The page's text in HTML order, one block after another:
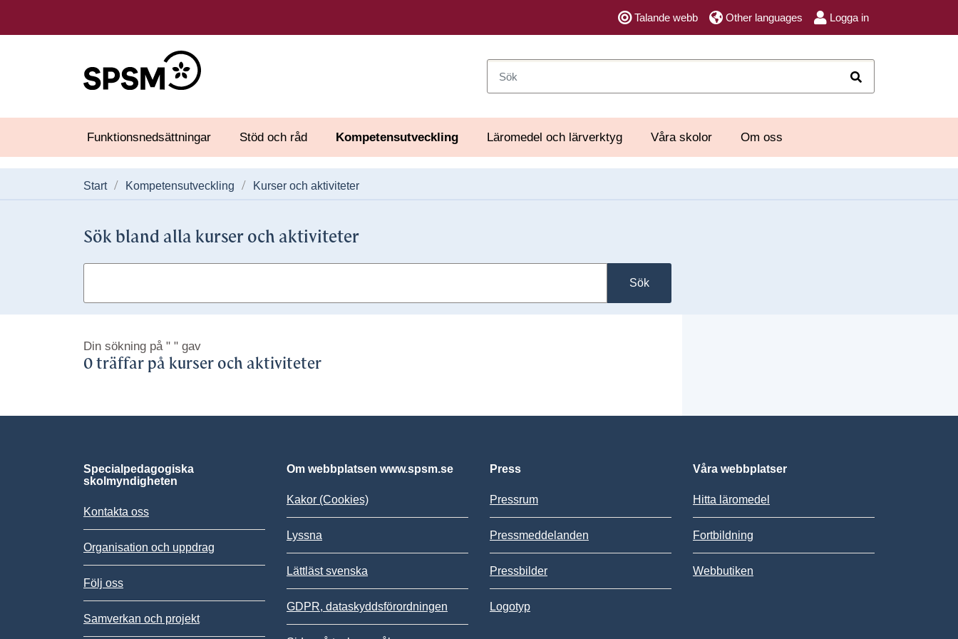
Talande webb Other languages Logga in
Funktionsnedsättningar Stöd och råd Kompetensutveckling Läromedel och lärverktyg Våra skolor Om oss
Start Kompetensutveckling Kurser och aktiviteter
Sök bland alla kurser och aktiviteter
Sök
Din sökning på " " gav
0 träffar på kurser och aktiviteter
Specialpedagogiska
skolmyndigheten
Kontakta oss
Organisation och uppdrag
Följ oss
Samverkan och projekt
Om webbplatsen www.spsm.se
Kakor (Cookies)
Lyssna
Lättläst svenska
GDPR, dataskyddsförordningen
Press
Pressrum
Pressmeddelanden
Pressbilder
Logotyp
Våra webbplatser
Hitta läromedel
Fortbildning
Webbutiken